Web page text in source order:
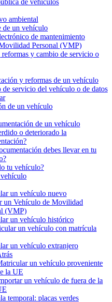
de vehículos
ambiental
de un vehículo
de mantenimiento
Personal (VMP)
y cambio de servicio o
y reformas de un vehículo
de servicio del vehículo o de datos
de un vehículo
de un vehículo
o deteriorado la
debes llevar en tu
tu vehículo?
un vehículo nuevo
un Vehículo de Movilidad
(VMP)
un vehículo histórico
un vehículo con matrícula
un vehículo extranjero
un vehículo proveniente
la UE
un vehículo de fuera de la
temporal: placas verdes